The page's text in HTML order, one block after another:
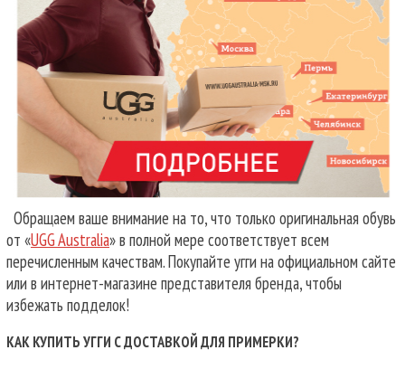
Обращаем ваше внимание на то, что только оригинальная обувь
от «UGG Australia» в полной мере соответствует всем
перечисленным качествам. Покупайте угги на официальном сайте
или в интернет-магазине представителя бренда, чтобы
избежать подделок!
КАК КУПИТЬ УГГИ С ДОСТАВКОЙ ДЛЯ ПРИМЕРКИ?